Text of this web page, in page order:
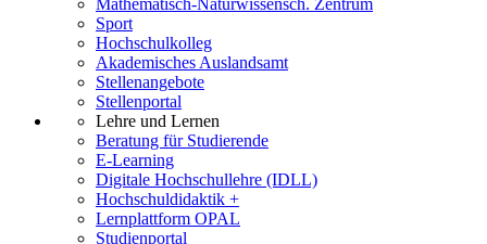
Mathematisch-Naturwissensch. Zentrum
Sport
Hochschulkolleg
Akademisches Auslandsamt
Stellenangebote
Stellenportal
Lehre und Lernen
Beratung für Studierende
E-Learning
Digitale Hochschullehre (IDLL)
Hochschuldidaktik +
Lernplattform OPAL
Studienportal